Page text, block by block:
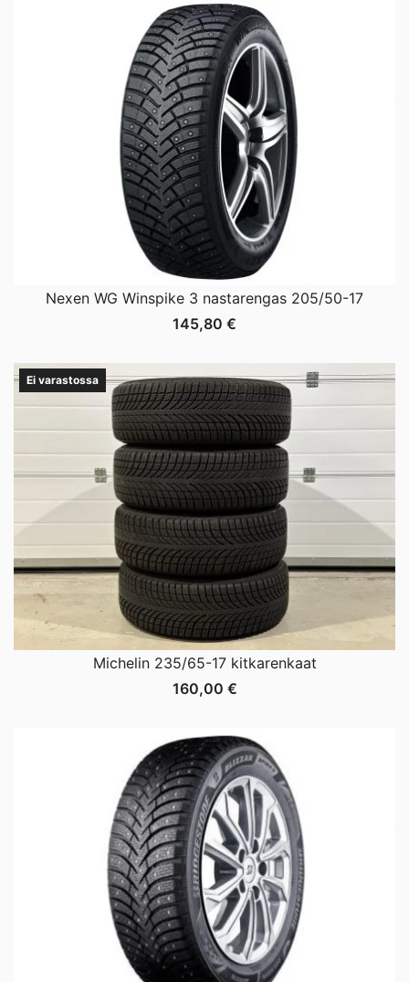
Nexen WG Winspike 3 nastarengas 205/50-17
145,80 €
Ei varastossa
Michelin 235/65-17 kitkarenkaat
160,00 €